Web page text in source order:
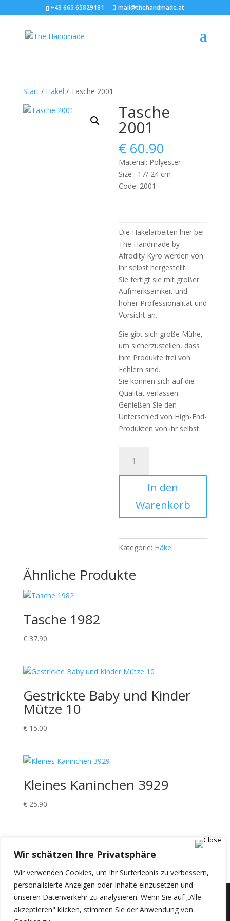
Wir schätzen Ihre Privatsphäre
Wir verwenden Cookies, um Ihr Surferlebnis zu verbessern,
personalisierte Anzeigen oder Inhalte einzusetzen und
unseren Datenverkehr zu analysieren. Wenn Sie auf „Alle
akzeptieren" klicken, stimmen Sie der Anwendung von
+43 665 65829181 mail@thehandmade.at
Start/ Häkel / Tasche 2001
Tasche
2001
€ 60.90
Material: Polyester
Size : 17/ 24 cm
Code: 2001
Die Häkelarbeiten hier bei
The Handmade by
Afrodity Kyro werden von
ihr selbst hergestellt.
Sie fertigt sie mit großer
Aufmerksamkeit und
hoher Professionalität und
Vorsicht an.
Sie gibt sich große Mühe,
um sicherzustellen, dass
ihre Produkte frei von
Fehlern sind.
Sie können sich auf die
Qualität verlassen.
Genießen Sie den
Unterschied von High-End-
Produkten von ihr selbst.
2001
Menge
In den
Warenkorb
Kategorie: Häkel
Ähnliche Produkte
Tasche 1982
€37.90
Gestrickte Baby und Kinder
Mütze 10
€15.00
Kleines Kaninchen 3929
€25.90
© 2024 The Handmade © 2024 | +43 665 65829181 |